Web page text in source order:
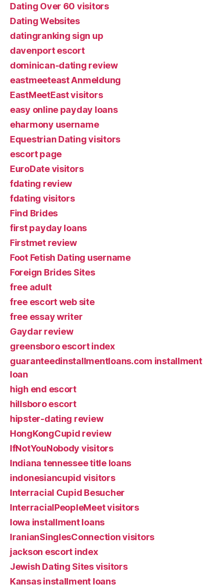
Dating Over 60 visitors
Dating Websites
datingranking sign up
davenport escort
dominican-dating review
eastmeeteast Anmeldung
EastMeetEast visitors
easy online payday loans
eharmony username
Equestrian Dating visitors
escort page
EuroDate visitors
fdating review
fdating visitors
Find Brides
first payday loans
Firstmet review
Foot Fetish Dating username
Foreign Brides Sites
free adult
free escort web site
free essay writer
Gaydar review
greensboro escort index
guaranteedinstallmentloans.com installment
loan
high end escort
hillsboro escort
hipster-dating review
HongKongCupid review
IfNotYouNobody visitors
Indiana tennessee title loans
indonesiancupid visitors
Interracial Cupid Besucher
InterracialPeopleMeet visitors
Iowa installment loans
IranianSinglesConnection visitors
jackson escort index
Jewish Dating Sites visitors
Kansas installment loans